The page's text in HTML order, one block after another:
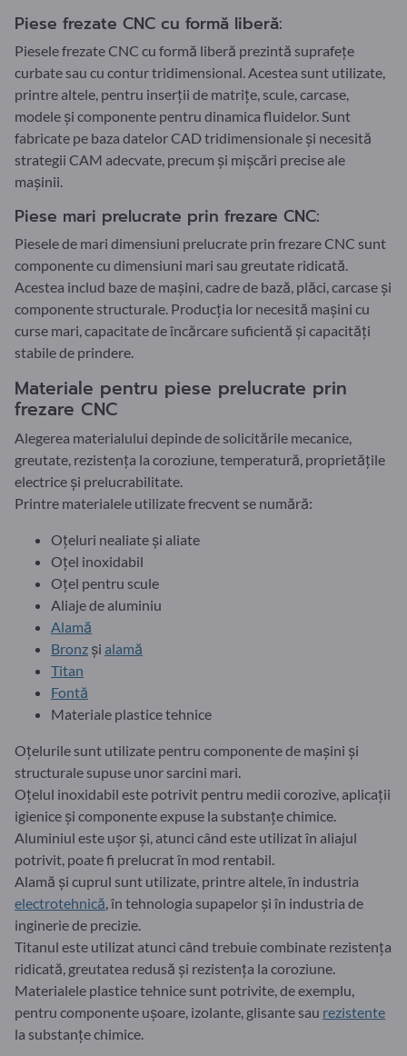
Piese frezate CNC cu formă liberă:
Piesele frezate CNC cu formă liberă prezintă suprafețe
curbate sau cu contur tridimensional. Acestea sunt utilizate,
printre altele, pentru inserții de matrițe, scule, carcase,
modele și componente pentru dinamica fluidelor. Sunt
fabricate pe baza datelor CAD tridimensionale și necesită
strategii CAM adecvate, precum și mișcări precise ale
mașinii.
Piese mari prelucrate prin frezare CNC:
Piesele de mari dimensiuni prelucrate prin frezare CNC sunt
componente cu dimensiuni mari sau greutate ridicată.
Acestea includ baze de mașini, cadre de bază, plăci, carcase și
componente structurale. Producția lor necesită mașini cu
curse mari, capacitate de încărcare suficientă și capacități
stabile de prindere.
Materiale pentru piese prelucrate prin
frezare CNC
Alegerea materialului depinde de solicitările mecanice,
greutate, rezistența la coroziune, temperatură, proprietățile
electrice și prelucrabilitate.
Printre materialele utilizate frecvent se numără:
Oțeluri nealiate și aliate
Oțel inoxidabil
Oțel pentru scule
Aliaje de aluminiu
Alamă
Bronz și alamă
Titan
Fontă
Materiale plastice tehnice
Oțelurile sunt utilizate pentru componente de mașini și
structurale supuse unor sarcini mari.
Oțelul inoxidabil este potrivit pentru medii corozive, aplicații
igienice și componente expuse la substanțe chimice.
Aluminiul este ușor și, atunci când este utilizat în aliajul
potrivit, poate fi prelucrat în mod rentabil.
Alamă și cuprul sunt utilizate, printre altele, în industria
electrotehnică, în tehnologia supapelor și în industria de
inginerie de precizie.
Titanul este utilizat atunci când trebuie combinate rezistența
ridicată, greutatea redusă și rezistența la coroziune.
Materialele plastice tehnice sunt potrivite, de exemplu,
pentru componente ușoare, izolante, glisante sau rezistente
la substanțe chimice.